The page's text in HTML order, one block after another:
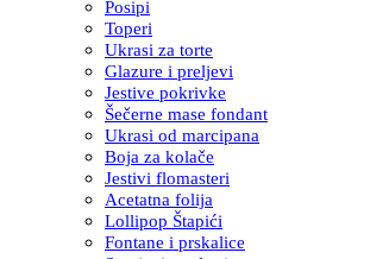
Posipi
Toperi
Ukrasi za torte
Glazure i preljevi
Jestive pokrivke
Šečerne mase fondant
Ukrasi od marcipana
Boja za kolače
Jestivi flomasteri
Acetatna folija
Lollipop Štapići
Fontane i prskalice